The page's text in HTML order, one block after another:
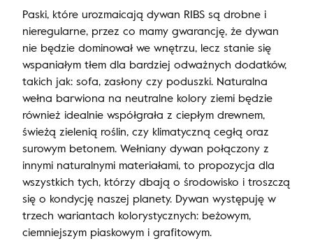
Paski, które urozmaicają dywan RIBS są drobne i
nieregularne, przez co mamy gwarancję, że dywan
nie będzie dominował we wnętrzu, lecz stanie się
wspaniałym tłem dla bardziej odważnych dodatków,
takich jak: sofa, zasłony czy poduszki. Naturalna
wełna barwiona na neutralne kolory ziemi będzie
również idealnie współgrała z ciepłym drewnem,
świeżą zielenią roślin, czy klimatyczną cegłą oraz
surowym betonem. Wełniany dywan połączony z
innymi naturalnymi materiałami, to propozycja dla
wszystkich tych, którzy dbają o środowisko i troszczą
się o kondycję naszej planety. Dywan występuję w
trzech wariantach kolorystycznych: beżowym,
ciemniejszym piaskowym i grafitowym.